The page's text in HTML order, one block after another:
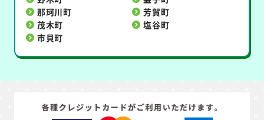
那珂川町
芳賀町
茂木町
塩谷町
市貝町